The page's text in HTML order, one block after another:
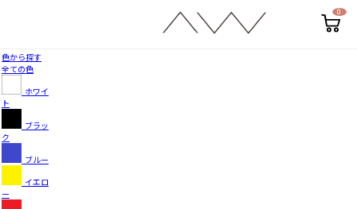
カ
0
色から探す
全ての色
ホワイ
ト
ブラッ
ク
ブルー
イエロ
ー